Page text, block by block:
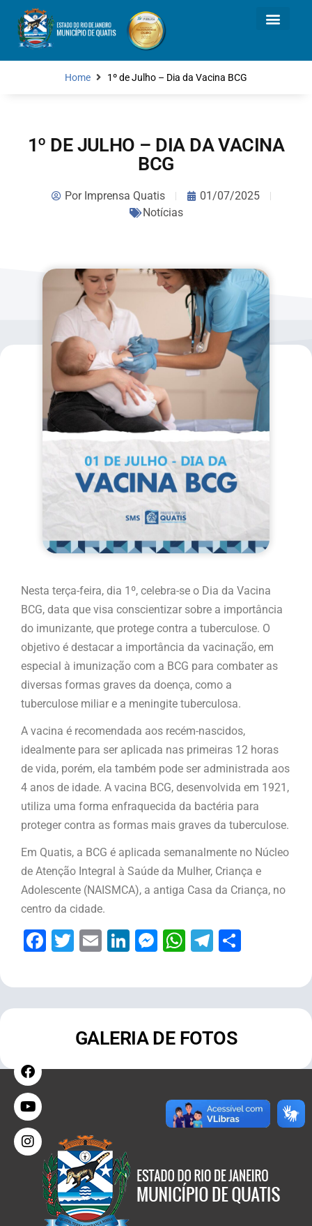
Home 1º de Julho – Dia da Vacina BCG
1º DE JULHO – DIA DA VACINA
BCG
PorImprensa Quatis
01/07/2025
Notícias
Nesta terça-feira, dia 1º, celebra-se o Dia da Vacina
BCG, data que visa conscientizar sobre a importância
do imunizante, que protege contra a tuberculose. O
objetivo é destacar a importância da vacinação, em
especial à imunização com a BCG para combater as
diversas formas graves da doença, como a
tuberculose miliar e a meningite tuberculosa.
A vacina é recomendada aos recém-nascidos,
idealmente para ser aplicada nas primeiras 12 horas
de vida, porém, ela também pode ser administrada aos
4 anos de idade. A vacina BCG, desenvolvida em 1921,
utiliza uma forma enfraquecida da bactéria para
proteger contra as formas mais graves da tuberculose.
Em Quatis, a BCG é aplicada semanalmente no Núcleo
de Atenção Integral à Saúde da Mulher, Criança e
Adolescente (NAISMCA), a antiga Casa da Criança, no
centro da cidade.
Facebook
Twitter
EmailLinkedIn
Messenger
WhatsApp
Telegram
GALERIA DE FOTOS